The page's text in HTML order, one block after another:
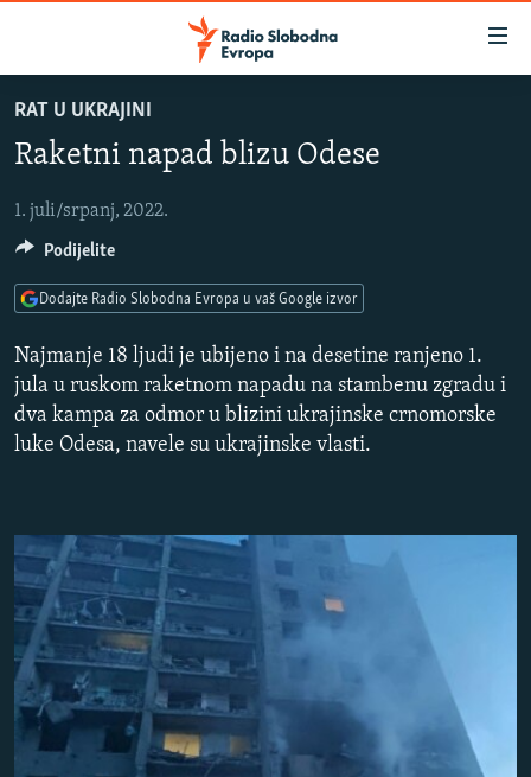
na
glavni
Pređite
na
navigaciju
na
pretragu
BOSNA I HERCEGOVINA
SRBIJA
KOSOVO
CRNA GORA
VIDEO
FOTOGALERIJE
PODCASTI
RAT U UKRAJINI
ISPRIČAJ MI
DNEVNO@RSE
SPECIJALI RSE
VIŠE OD NASLOVA
GENOCID U SREBRENICI
POPLAVE I KLIZIŠTA U BIH 2024.
PRATITE NAS
RAT U UKRAJINI
Raketni napad blizu Odese
1. juli/srpanj, 2022.
Najmanje 18 ljudi je ubijeno i na desetine ranjeno 1.
jula u ruskom raketnom napadu na stambenu zgradu i
dva kampa za odmor u blizini ukrajinske crnomorske
luke Odesa, navele su ukrajinske vlasti.
Podijelite
Dodajte Radio Slobodna Evropa u vaš Google izvor